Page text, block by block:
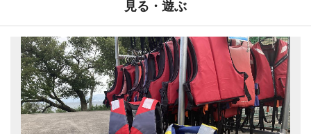
見る・遊ぶ